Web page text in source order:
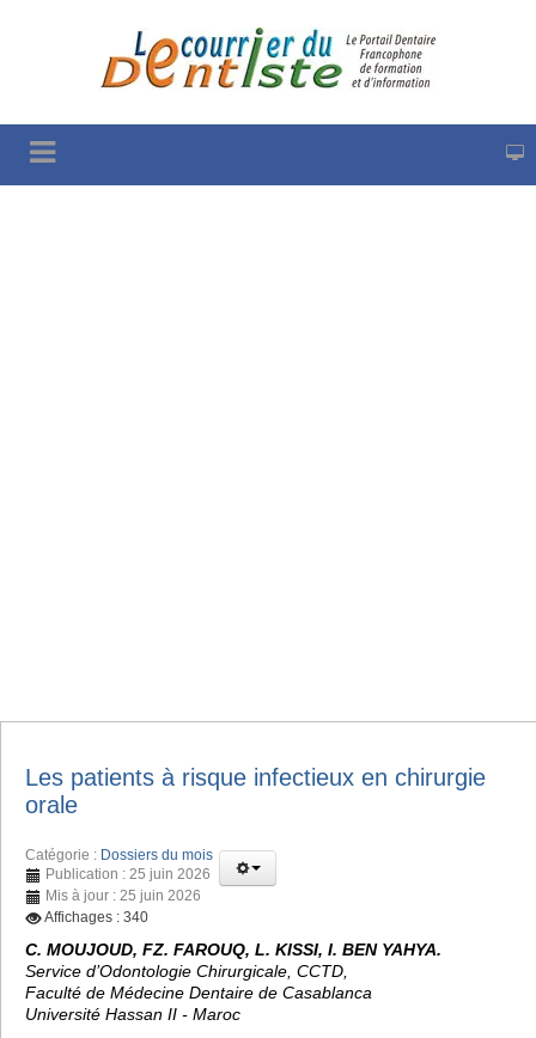
Les patients à risque infectieux en chirurgie
orale
Catégorie : Dossiers du mois
Publication : 25 juin 2026
Mis à jour : 25 juin 2026
Affichages : 340
C. MOUJOUD, FZ. FAROUQ, L. KISSI, I. BEN YAHYA.
Service d’Odontologie Chirurgicale, CCTD,
Faculté de Médecine Dentaire de Casablanca
Université Hassan II - Maroc